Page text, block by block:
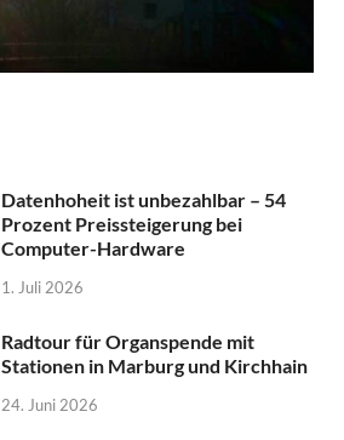
Datenhoheit ist unbezahlbar – 54
Prozent Preissteigerung bei
Computer-Hardware
1. Juli 2026
Radtour für Organspende mit
Stationen in Marburg und Kirchhain
24. Juni 2026